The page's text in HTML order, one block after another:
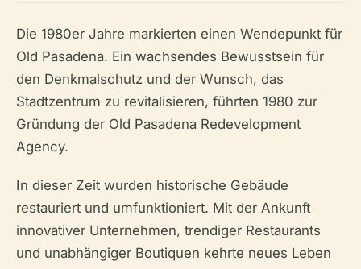
Die 1980er Jahre markierten einen Wendepunkt für
Old Pasadena. Ein wachsendes Bewusstsein für
den Denkmalschutz und der Wunsch, das
Stadtzentrum zu revitalisieren, führten 1980 zur
Gründung der Old Pasadena Redevelopment
Agency.
In dieser Zeit wurden historische Gebäude
restauriert und umfunktioniert. Mit der Ankunft
innovativer Unternehmen, trendiger Restaurants
und unabhängiger Boutiquen kehrte neues Leben